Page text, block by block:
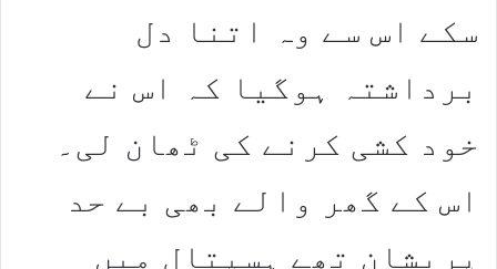
سکے اس سے وہ اتنا دل
برداشتہ ہوگیا کہ اس نے
خود کشی کرنے کی ٹھان لی۔
اس کے گھر والے بھی بے حد
پریشان تھے ہسپتال میں